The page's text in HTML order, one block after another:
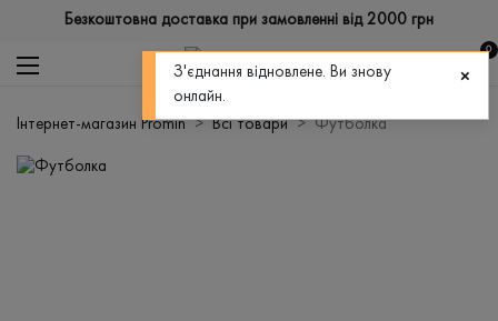
Безкоштовна доставка при замовленні від 2000 грн
0
Інтернет-магазин Promin Всі товари Футболка
З'єднання відновлене. Ви знову
онлайн.